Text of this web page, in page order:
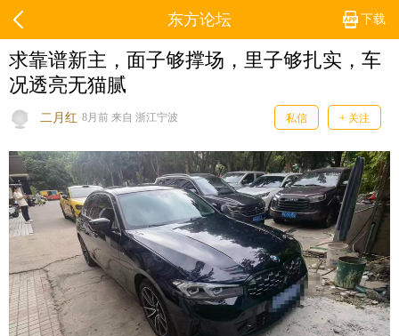
下载
东方论坛
求靠谱新主，面子够撑场，里子够扎实，车
况透亮无猫腻
二月红 8月前 来自 浙江宁波 私信 + 关注